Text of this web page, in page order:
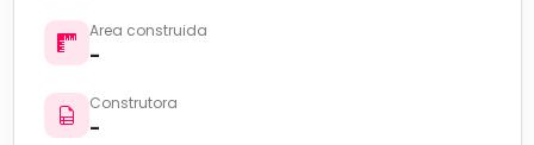
Area construida
-
Construtora
-